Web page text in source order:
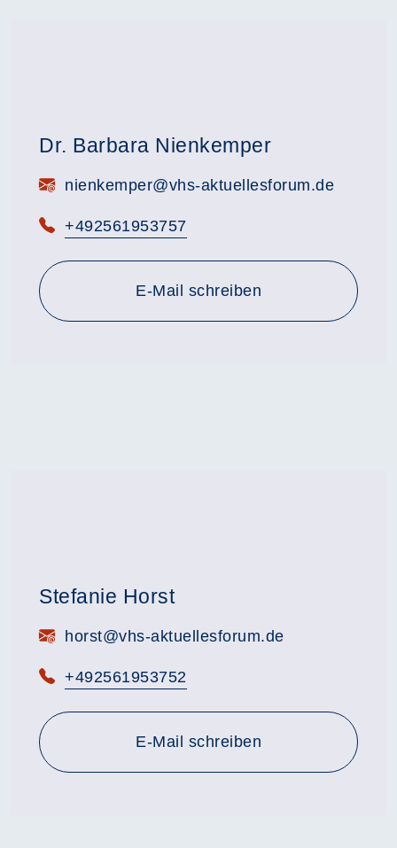
Dr. Barbara Nienkemper
E-Mail:nienkemper@vhs-aktuellesforum.de
Telefon:
+492561953757
E-Mail schreiben
Stefanie Horst
E-Mail:horst@vhs-aktuellesforum.de
Telefon:
+492561953752
E-Mail schreiben